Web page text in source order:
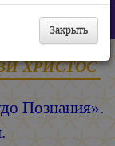
Вопросы и
ХРИСТОС
Познания».
Закрыть